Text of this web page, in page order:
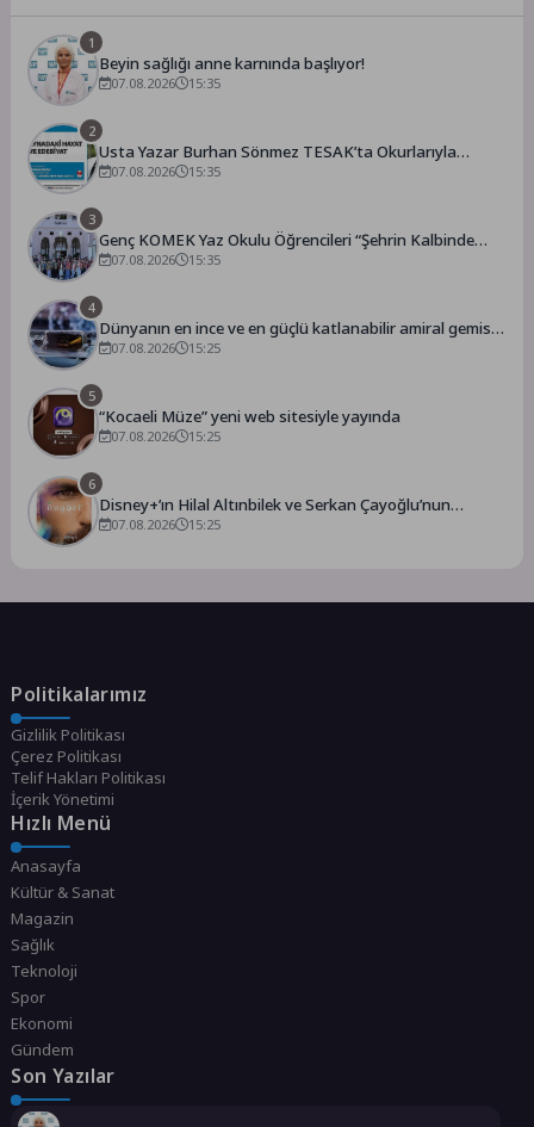
1
Beyin sağlığı anne karnında başlıyor!
07.08.2026 15:35
2
Usta Yazar Burhan Sönmez TESAK’ta Okurlarıyla
Buluşuyor
07.08.2026 15:35
3
Genç KOMEK Yaz Okulu Öğrencileri “Şehrin Kalbinde
Yolculuk” Yaptı
07.08.2026 15:35
4
Dünyanın en ince ve en güçlü katlanabilir amiral gemisi
HONOR Magic V6 Türkiye’de
07.08.2026 15:25
5
“Kocaeli Müze” yeni web sitesiyle yayında
07.08.2026 15:25
6
Disney+’ın Hilal Altınbilek ve Serkan Çayoğlu’nun
Başrollerinde Yer Aldığı “Öngörü” Filminin Teaser Afişleri
07.08.2026 15:25
Politikalarımız
Gizlilik Politikası
Çerez Politikası
Telif Hakları Politikası
İçerik Yönetimi
Hızlı Menü
Anasayfa
Kültür & Sanat
Magazin
Sağlık
Teknoloji
Spor
Ekonomi
Gündem
Son Yazılar